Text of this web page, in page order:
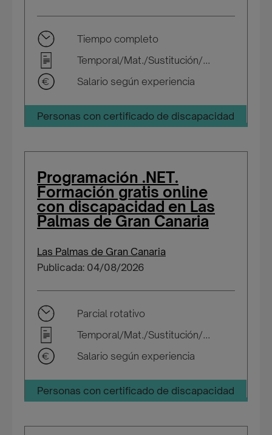
Tiempo completo
Temporal/Mat./Sustitución/...
Salario según experiencia
Personas con certificado de discapacidad
Programación .NET.
Formación gratis online
con discapacidad en Las
Palmas de Gran Canaria
Las Palmas de Gran Canaria
Publicada: 04/08/2026
Parcial rotativo
Temporal/Mat./Sustitución/...
Salario según experiencia
Personas con certificado de discapacidad